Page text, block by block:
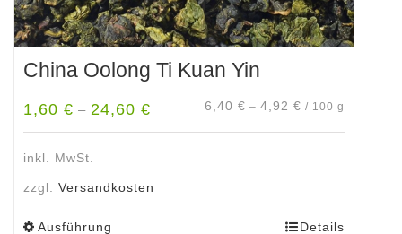
China Oolong Ti Kuan Yin
1,60 € – 24,60 € 6,40 € – 4,92 € / 100 g
inkl. MwSt.
zzgl. Versandkosten
Ausführung Details